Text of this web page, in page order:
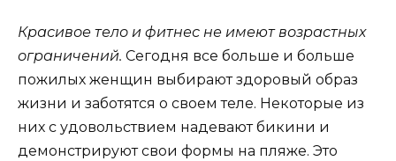
Красивое тело и фитнес не имеют возрастных
ограничений. Сегодня все больше и больше
пожилых женщин выбирают здоровый образ
жизни и заботятся о своем теле. Некоторые из
них с удовольствием надевают бикини и
демонстрируют свои формы на пляже. Это